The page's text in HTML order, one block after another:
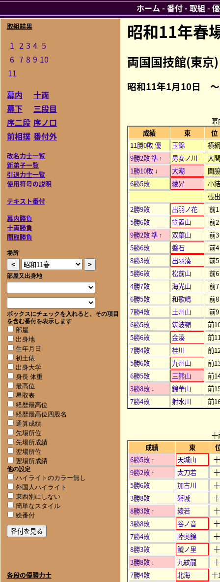
取組結果
1 2 3 4 5
6 7 8 9 10
11
幕内
十両
幕下
三段目
序二段 序ノ口
前相撲 番付外
改名力士一覧
新弟子一覧
引退力士一覧
使用符号の説明
テキスト番付
幕内勝負
十両勝負
関取勝負
場所
部屋又出身地
ボックスにチェックを入れると、その項目
を含む番付を表示します
部屋
出身地
生年月日
初土俵
出身大学
身長 体重
最高位
星取表
経歴最高位
経歴最高位四股名
通算成績
先場所位
先場所成績
翌場所位
翌場所成績
他の設定
ハイライトのカラー無し
外国人ハイライト
東西別にしない
簡単なスタイル
絵番付
各段の優勝力士
昭和11年春
両国国技館(東京)
昭和11年1月10日
幕
成績
東
位
11勝0敗 優
玉錦
横
9勝2敗 準 ↑ 男女ノ川
大
1勝10敗 ↓ 大潮
関
6勝5敗
綾昇
小
張
2勝9敗
出羽ノ花
前1
5勝6敗
笠置山
前2
9勝2敗 準 ↑ 双葉山
前3
5勝6敗
磐石
前4
8勝3敗
出羽湊
前5
5勝6敗
松前山
前6
4勝7敗
海光山
前7
6勝5敗
和歌嶋
前8
7勝4敗
土州山
前9
6勝5敗
筑波嶺
前
5勝6敗
金湊
前
7勝4敗
桂川
前
5勝6敗
九州山
前
6勝5敗
三熊山
前
3勝8敗 ↓ 錦華山
前
7勝4敗
射水川 前
十
成績
東
6勝5敗 ↑ 天城山
9勝2敗 ↑ 太刀若
5勝6敗
加古川
3勝8敗
磐城
8勝3敗 ↑ 綾若
3勝8敗
谷ノ音
7勝4敗
陸奥錦
8勝3敗
鯱ノ里
3勝8敗 ↓ 九紋龍
7勝4敗
北海
十
ホーム -番付-取組 -